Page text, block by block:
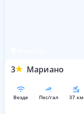
3 Мариано
везде пес/гал 37 км